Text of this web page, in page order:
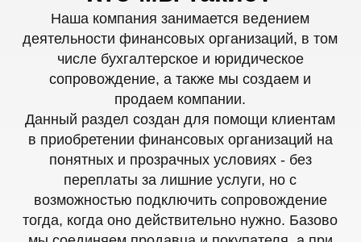
продаже на текущий момент финансовые
компании МКК, Ломбарды, Кооперативы и
помочь продавцам их реализовать за нашу
небольшую комиссию.
Компании, помеченные "проверено" мы
продаем с обязательным нашим участием в
переоформлении, компании, выложенные без
пометки "проверено", Вы можете проверить
сами - документы вышлем по запросу.